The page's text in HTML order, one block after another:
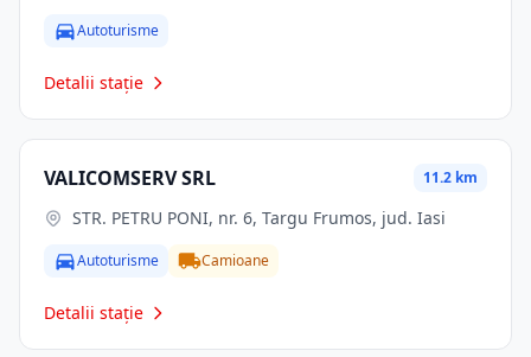
Autoturisme
Detalii stație
VALICOMSERV SRL 11.2 km
STR. PETRU PONI, nr. 6, Targu Frumos, jud. Iasi
Autoturisme Camioane
Detalii stație